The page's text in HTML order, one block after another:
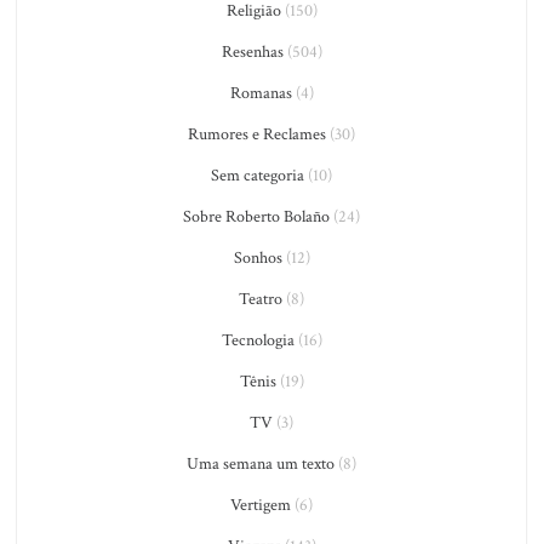
Religião(150)
Resenhas(504)
Romanas(4)
Rumores e Reclames (30)
Sem categoria (10)
Sobre Roberto Bolaño (24)
Sonhos(12)
Teatro (8)
Tecnologia(16)
Tênis(19)
TV (3)
Uma semana um texto (8)
Vertigem (6)